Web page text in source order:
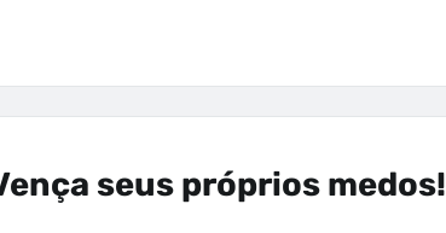
seus próprios medos!